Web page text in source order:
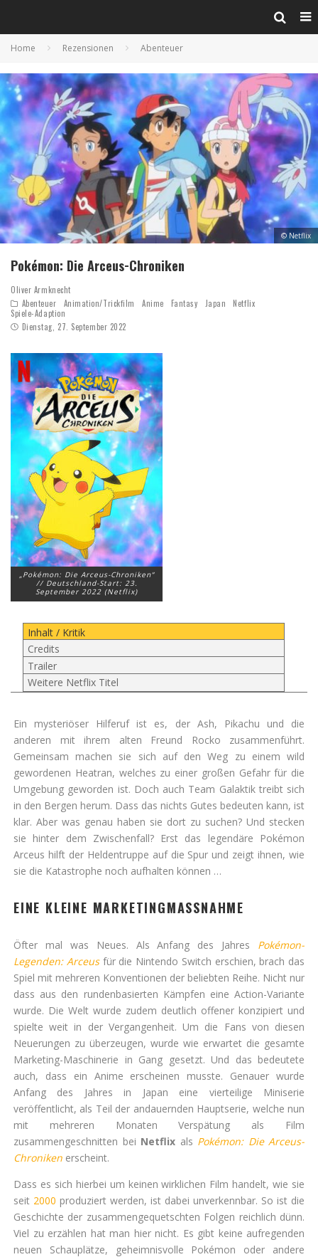
Home Rezensionen Abenteuer
© Netflix
Pokémon: Die Arceus-Chroniken
Oliver Armknecht
Abenteuer
Animation/Trickfilm Anime Fantasy Japan
Netflix
Spiele-Adaption
Dienstag, 27. September 2022
„Pokémon: Die Arceus-Chroniken“
// Deutschland-Start: 23.
September 2022 (Netflix)
Inhalt / Kritik
Credits
Trailer
Weitere Netflix Titel
Ein mysteriöser Hilferuf ist es, der Ash, Pikachu und die
anderen mit ihrem alten Freund Rocko zusammenführt.
Gemeinsam machen sie sich auf den Weg zu einem wild
gewordenen Heatran, welches zu einer großen Gefahr für die
Umgebung geworden ist. Doch auch Team Galaktik treibt sich
in den Bergen herum. Dass das nichts Gutes bedeuten kann, ist
klar. Aber was genau haben sie dort zu suchen? Und stecken
sie hinter dem Zwischenfall? Erst das legendäre Pokémon
Arceus hilft der Heldentruppe auf die Spur und zeigt ihnen, wie
sie die Katastrophe noch aufhalten können …
EINE KLEINE MARKETINGMASSNAHME
Öfter mal was Neues. Als Anfang des Jahres Pokémon-
Legenden: Arceusfür die Nintendo Switch erschien, brach das
Spiel mit mehreren Konventionen der beliebten Reihe. Nicht nur
dass aus den rundenbasierten Kämpfen eine Action-Variante
wurde. Die Welt wurde zudem deutlich offener konzipiert und
spielte weit in der Vergangenheit. Um die Fans von diesen
Neuerungen zu überzeugen, wurde wie erwartet die gesamte
Marketing-Maschinerie in Gang gesetzt. Und das bedeutete
auch, dass ein Anime erscheinen musste. Genauer wurde
Anfang des Jahres in Japan eine vierteilige Miniserie
veröffentlicht, als Teil der andauernden Hauptserie, welche nun
mit mehreren Monaten Verspätung als Film
zusammengeschnitten bei Netflix als Pokémon: Die Arceus-
Chroniken erscheint.
Dass es sich hierbei um keinen wirklichen Film handelt, wie sie
seit 2000 produziert werden, ist dabei unverkennbar. So ist die
Geschichte der zusammengequetschten Folgen reichlich dünn.
Viel zu erzählen hat man hier nicht. Es gibt keine aufregenden
neuen Schauplätze, geheimnisvolle Pokémon oder andere